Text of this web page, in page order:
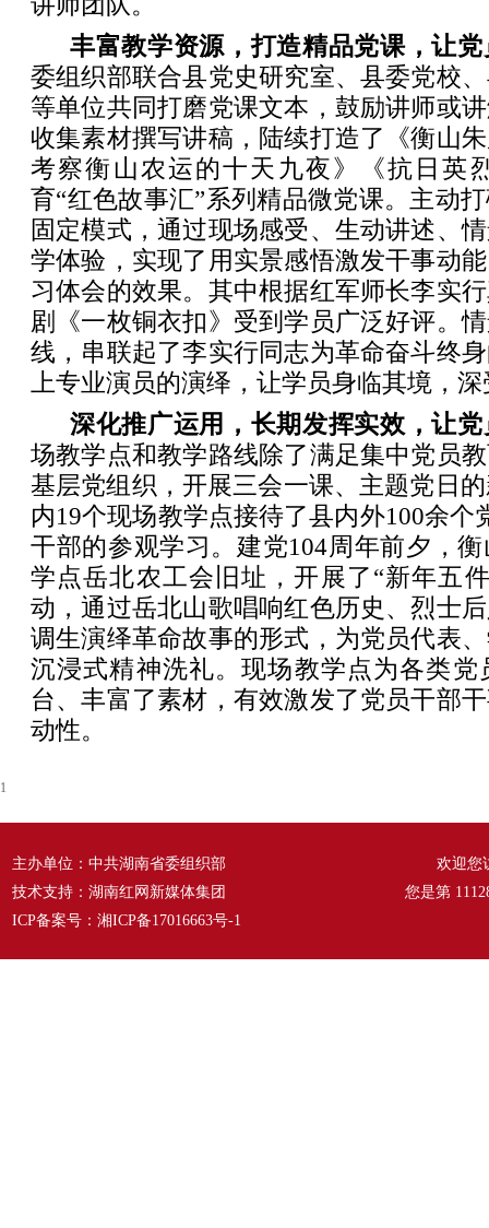
丰富教学资源，打造精品党课，让
委组织部联合县党史研究室、县委党校
等单位共同打磨党课文本，鼓励讲师或
收集素材撰写讲稿，陆续打造了《衡山
考察衡山农运的十天九夜》《抗日英
育“红色故事汇”系列精品微党课。主动
固定模式，通过现场感受、生动讲述、
学体验，实现了用实景感悟激发干事动
习体会的效果。其中根据红军师长李实
剧《一枚铜衣扣》受到学员广泛好评。
线，串联起了李实行同志为革命奋斗终
上专业演员的演绎，让学员身临其境，
深化推广运用，长期发挥实效，让
场教学点和教学路线除了满足集中党员
基层党组织，开展三会一课、主题党日
内19个现场教学点接待了县内外100余个
干部的参观学习。建党104周年前夕，
学点岳北农工会旧址，开展了“新年五
动，通过岳北山歌唱响红色历史、烈士
调生演绎革命故事的形式，为党员代表
沉浸式精神洗礼。现场教学点为各类党
台、丰富了素材，有效激发了党员干部
动性。
1
主办单位：中共湖南省委组织部
技术支持：湖南红网新媒体集团
ICP备案号： 湘ICP备17016663号-1
欢迎您
您是第